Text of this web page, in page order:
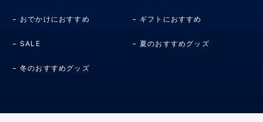
おでかけにおすすめ ギフトにおすすめ
SALE 夏のおすすめグッズ
冬のおすすめグッズ